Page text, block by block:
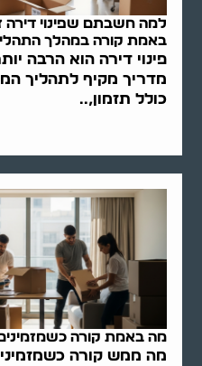
למה חשבתם שפינוי דירה
באמת קורה במהלך
פינוי דירה הוא הרבה
מדריך מקיף לתהליך
כולל תזמון,..
מה באמת קורה כשמזמינים
מה ממש קורה